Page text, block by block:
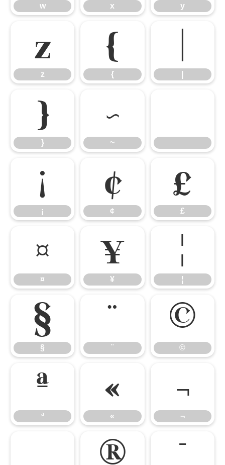
w x y
z
z
{
{
}
}
~
~
¡
¡
¢
¢
£
£
¤
¤
¥
¥
¦
¦
§
§
¨
¨
©
©
ª
ª
«
«
¬
¬